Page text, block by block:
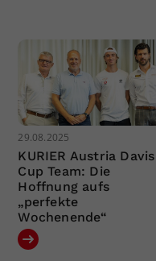
29.08.2025
KURIER Austria Davis
Cup Team: Die
Hoffnung aufs
„perfekte
Wochenende“